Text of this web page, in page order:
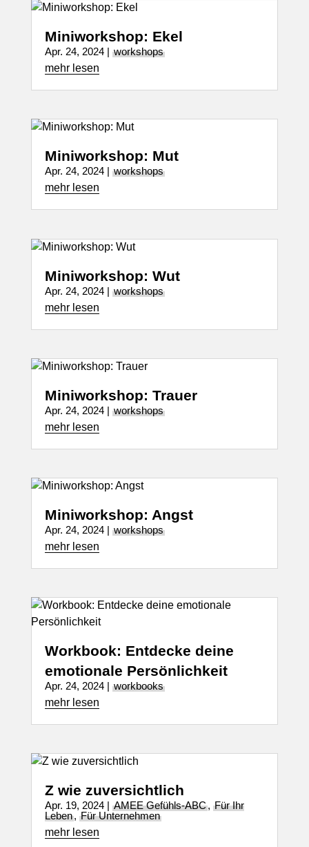
Miniworkshop: Ekel
Apr. 24, 2024| workshops
mehr lesen
Miniworkshop: Mut
Apr. 24, 2024| workshops
mehr lesen
Miniworkshop: Wut
Apr. 24, 2024| workshops
mehr lesen
Miniworkshop: Trauer
Apr. 24, 2024| workshops
mehr lesen
Miniworkshop: Angst
Apr. 24, 2024| workshops
mehr lesen
Workbook: Entdecke deine
emotionale Persönlichkeit
Apr. 24, 2024| workbooks
mehr lesen
Z wie zuversichtlich
Apr. 19, 2024| AMEE Gefühls-ABC, Für Ihr
Leben, Für Unternehmen
mehr lesen